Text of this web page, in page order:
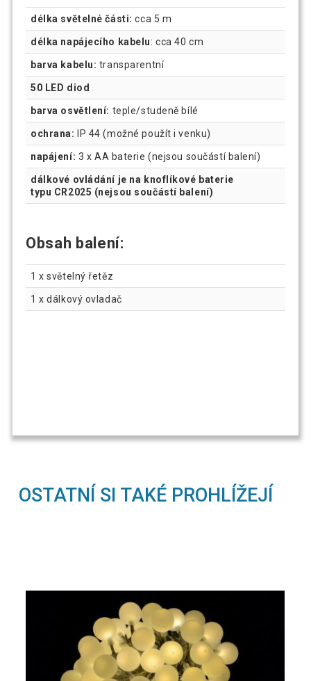
délka světelné části: cca 5 m
délka napájecího kabelu: cca 40 cm
barva kabelu: transparentní
50 LED diod
barva osvětlení: teple/studeně bílé
ochrana: IP 44 (možné použít i venku)
napájení: 3 x AA baterie (nejsou součástí balení)
dálkové ovládání je na knoflíkové baterie
typu CR2025 (nejsou součástí balení)
Obsah balení:
1 x světelný řetěz
1 x dálkový ovladač
OSTATNÍ SI TAKÉ PROHLÍŽEJÍ